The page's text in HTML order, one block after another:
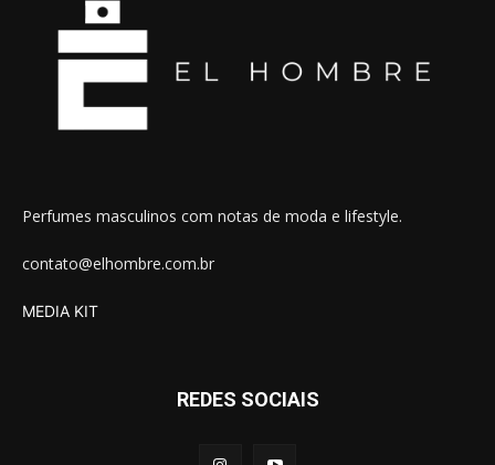
Perfumes masculinos com notas de moda e lifestyle.
contato@elhombre.com.br
MEDIA KIT
REDES SOCIAIS